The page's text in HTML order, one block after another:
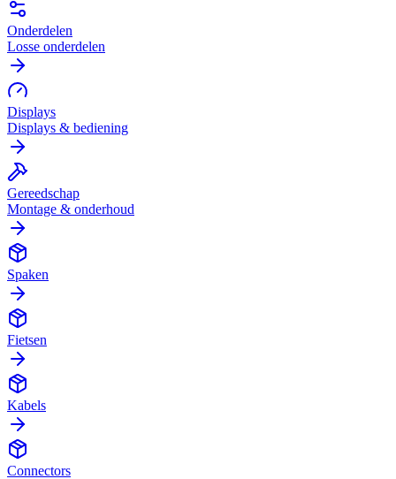
Onderdelen
Losse onderdelen
Displays
Displays & bediening
Gereedschap
Montage & onderhoud
Spaken
Fietsen
Kabels
Connectors